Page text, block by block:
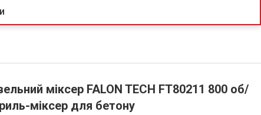
міксер FALON TECH FT80211 800 об/
міксер для бетону